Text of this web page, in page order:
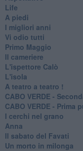
Life
A piedi
I migliori anni
Vi odio tutti
Primo Maggio
Il cameriere
L'ispettore Calò
L'isola
A teatro a teatro !
CABO VERDE -
CABO VERDE - Prima
I cerchi nel grano
Anna
Il sabato del Favati
Un morto in milonga